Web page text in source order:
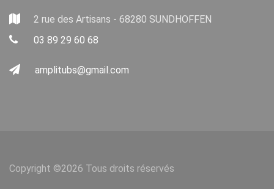
2 rue des Artisans - 68280 SUNDHOFFEN
03 89 29 60 68
amplitubs@gmail.com
Copyright ©2026 Tous droits réservés